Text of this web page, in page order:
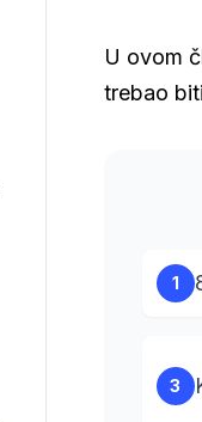
U ovom
trebao
1
3